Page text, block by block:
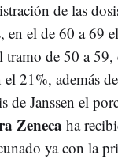
de las
en el de 60 a 69
de 50 a
21%, además
de Janssen el
Zeneca ha
ya con la